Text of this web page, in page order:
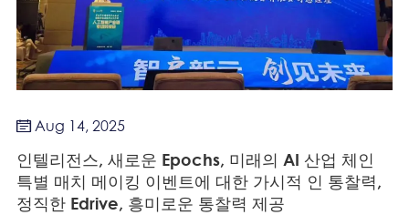
 Aug 14, 2025
인텔리전스, 새로운 Epochs, 미래의 AI 산업 체인
특별 매치 메이킹 이벤트에 대한 가시적 인 통찰력,
정직한 Edrive, 흥미로운 통찰력 제공